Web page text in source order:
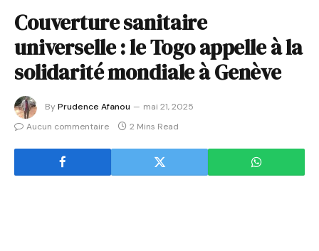
Couverture sanitaire
universelle : le Togo appelle à la
solidarité mondiale à Genève
ByPrudence Afanou
mai 21, 2025
Aucun commentaire
2 Mins Read